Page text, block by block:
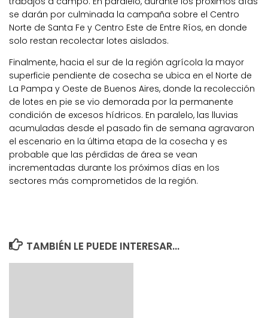
se darán por culminada la campaña sobre el Centro
Norte de Santa Fe y Centro Este de Entre Ríos, en donde
solo restan recolectar lotes aislados.
Finalmente, hacia el sur de la región agrícola la mayor
superficie pendiente de cosecha se ubica en el Norte de
La Pampa y Oeste de Buenos Aires, donde la recolección
de lotes en pie se vio demorada por la permanente
condición de excesos hídricos. En paralelo, las lluvias
acumuladas desde el pasado fin de semana agravaron
el escenario en la última etapa de la cosecha y es
probable que las pérdidas de área se vean
incrementadas durante los próximos días en los
sectores más comprometidos de la región.
TAMBIÉN LE PUEDE INTERESAR...